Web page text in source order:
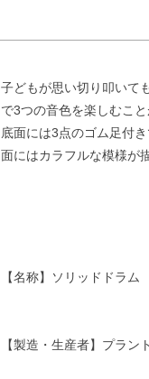
子どもが思い切り叩いて
で3つの音色を楽しむこ
底面には3点のゴム足付
面にはカラフルな模様が
【名称】ソリッドドラム
【製造・生産者】プラン